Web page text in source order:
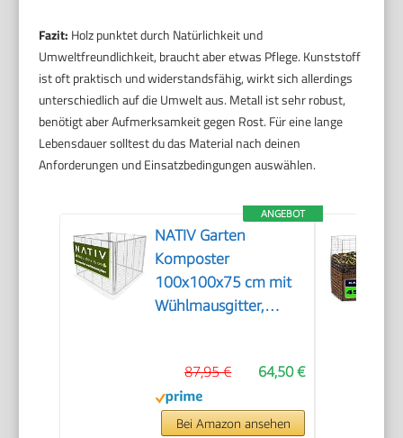
Fazit: Holz punktet durch Natürlichkeit und
Umweltfreundlichkeit, braucht aber etwas Pflege. Kunststoff
ist oft praktisch und widerstandsfähig, wirkt sich allerdings
unterschiedlich auf die Umwelt aus. Metall ist sehr robust,
benötigt aber Aufmerksamkeit gegen Rost. Für eine lange
Lebensdauer solltest du das Material nach deinen
Anforderungen und Einsatzbedingungen auswählen.
ANGEBOT
NATIV Garten
Komposter
100x100x75 cm mit
Wühlmausgitter,
Drahtkomposter für
eigenen Kompost,
Metall Komposter als
64,50 €
87,95 €
Bei Amazon ansehen